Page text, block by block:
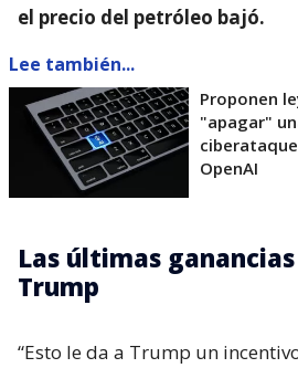
el precio del petróleo bajó.
Lee también...
Proponen
"apagar"
OpenAI
Las últimas
Trump
“Esto le da a Trump un